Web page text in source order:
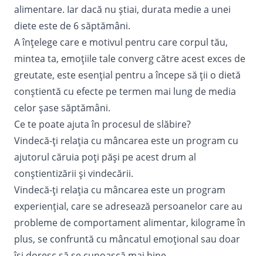
alimentare. Iar dacă nu știai, durata medie a unei
diete este de 6 săptămâni.
A înțelege care e motivul pentru care corpul tău,
mintea ta, emoțiile tale converg către acest exces de
greutate, este esențial pentru a începe să ții o dietă
conștientă cu efecte pe termen mai lung de media
celor șase săptămâni.
Ce te poate ajuta în procesul de slăbire?
Vindecă-ți relația cu mâncarea este un program cu
ajutorul căruia poți păși pe acest drum al
conștientizării și vindecării.
Vindecă-ți relația cu mâncarea este un program
experiențial, care se adresează persoanelor care au
probleme de comportament alimentar, kilograme în
plus, se confruntă cu mâncatul emoțional sau doar